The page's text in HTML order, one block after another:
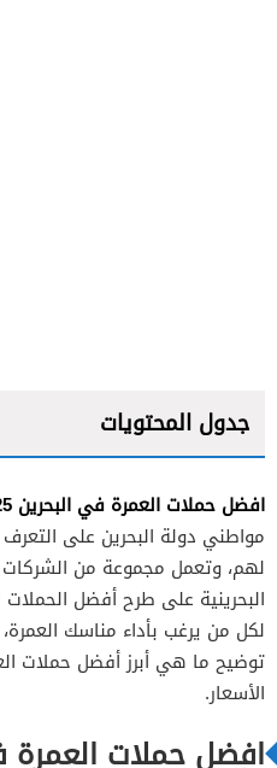
جدول المحتويات
افضل حملات العمرة في البحرين 2025 مع الأسعار
مواطني دولة البحرين على
لهم، وتعمل مجموعة من
البحرينية على طرح أفضل
لكل من يرغب بأداء مناسك
الأسعار.